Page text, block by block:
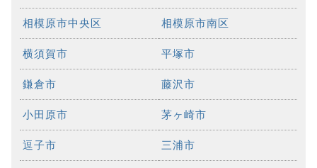
相模原市中央区 相模原市南区
横須賀市 平塚市
鎌倉市 藤沢市
小田原市 茅ヶ崎市
逗子市 三浦市